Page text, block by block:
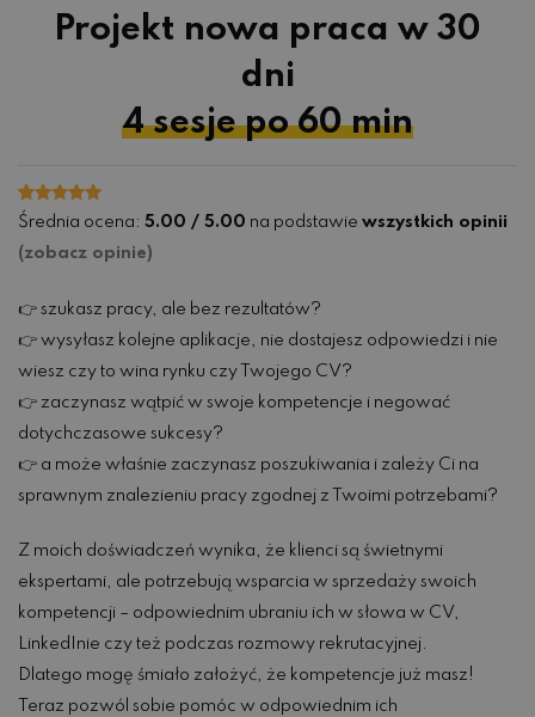
Projekt nowa praca w 30
dni
4 sesje po 60 min
Oceniony
5.00na 5
na
podstawie
1
Średnia ocena: 5.00 / 5.00 na podstawie wszystkich opinii
(zobacz opinie)
👉 szukasz pracy, ale bez rezultatów?
👉 wysyłasz kolejne aplikacje, nie dostajesz odpowiedzi i nie
wiesz czy to wina rynku czy Twojego CV?
👉 zaczynasz wątpić w swoje kompetencje i negować
dotychczasowe sukcesy?
👉 a może właśnie zaczynasz poszukiwania i zależy Ci na
sprawnym znalezieniu pracy zgodnej z Twoimi potrzebami?
Z moich doświadczeń wynika, że klienci są świetnymi
ekspertami, ale potrzebują wsparcia w sprzedaży swoich
kompetencji – odpowiednim ubraniu ich w słowa w CV,
LinkedInie czy też podczas rozmowy rekrutacyjnej.
Dlatego mogę śmiało założyć, że kompetencje już masz!
Teraz pozwól sobie pomóc w odpowiednim ich